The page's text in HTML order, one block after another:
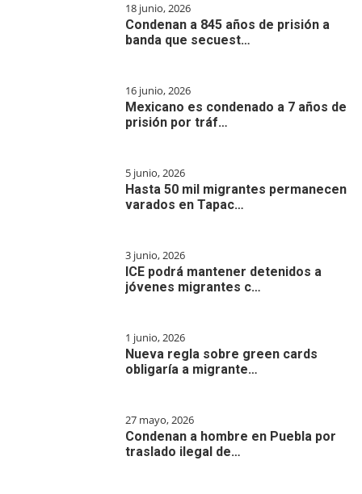
18 junio, 2026
Condenan a 845 años de prisión a
banda que secuest…
16 junio, 2026
Mexicano es condenado a 7 años de
prisión por tráf…
5 junio, 2026
Hasta 50 mil migrantes permanecen
varados en Tapac…
3 junio, 2026
ICE podrá mantener detenidos a
jóvenes migrantes c…
1 junio, 2026
Nueva regla sobre green cards
obligaría a migrante…
27 mayo, 2026
Condenan a hombre en Puebla por
traslado ilegal de…